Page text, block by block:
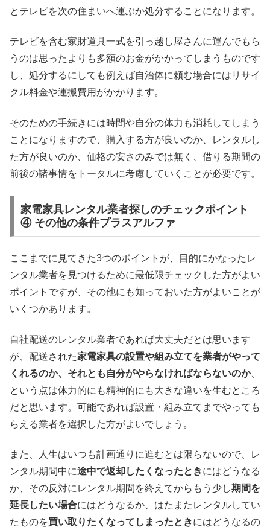
とテレビを次の住まいへ運ぶか処分することになります。
テレビを含む家財道具一式を引っ越し屋さんに運んでもら
うのは思ったよりも多額のお金がかかってしまうものです
し、処分するにしても例えば自治体に頼む場合にはリサイ
クル料金や運搬費用がかかります。
そのための手続きには時間や自分の体力も消耗してしまう
ことになりますので、購入する方が良いのか、レンタルし
た方が良いのか、価格の安さのみでは無く、借りる期間の
前後の諸事情をトータルに考慮していくことが必要です。
家電家具レンタル業者探しのチェックポイント
④ その他の条件プラスアルファ
ここまでに見てきた3つのポイントが、目的にかなったレ
ンタル業者を見つけるために最低限チェックした方がよい
ポイントですが、その他にも知っておいた方がよいことが
いくつかあります。
自社配送のレンタル業者であれば大丈夫だとは思います
が、配送された家電家具の設置や組み立てを業者がやって
くれるのか、それとも自分がやらなければならないのか、
という点は体力的にも精神的にも大きな違いを生むところ
だと思います。可能であれば設置・組み立てまでやっても
らえる業者を選択した方がよいでしょう。
また、人生はいつも計画通りに進むとは限らないので、レ
ンタル期間中に途中で返却したくなったときにはどうなる
か、その反対にレンタル期間を終えてからもう少し期間を
延長したい場合にはどうなるか、はたまたレンタルしてい
たものを買い取りたくなってしまったときにはどうなるの